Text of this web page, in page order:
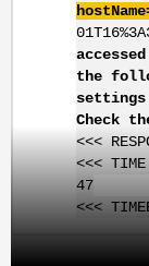
hostName
accessed
the
settings
Check
<<<
<<<
47
<<<